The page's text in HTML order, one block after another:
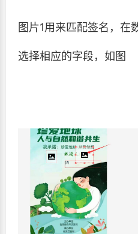
图片1用来匹配签名，在
选择相应的字段，如图